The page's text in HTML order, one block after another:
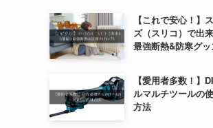
【これで安心！】
ズ（スリコ）で出
最強断熱&防寒グ
【愛用者多数！】
ルマルチツールの
方法